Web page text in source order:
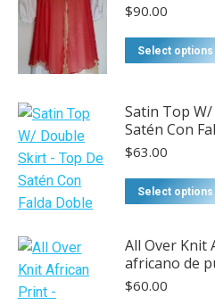
$90.00
Select options
Satin Top
Satén Con
$63.00
Select options
All Over Knit
africano de
$60.00